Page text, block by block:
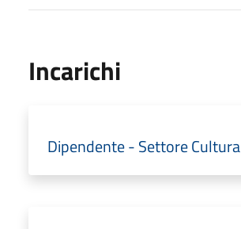
Incarichi
Dipendente - Settore Cultura